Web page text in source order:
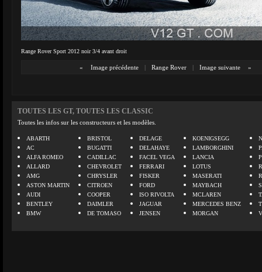
Range Rover Sport 2012 noir 3/4 avant droit
« Image précédente | Range Rover | Image suivante »
TOUTES LES GT, TOUTES LES CLASSIC
Toutes les infos sur les constructeurs et les modèles.
ABARTH
AC
ALFA ROMEO
ALLARD
AMG
ASTON MARTIN
AUDI
BENTLEY
BMW
BRISTOL
BUGATTI
CADILLAC
CHEVROLET
CHRYSLER
CITROEN
COOPER
DAIMLER
DE TOMASO
DELAGE
DELAHAYE
FACEL VEGA
FERRARI
FISKER
FORD
ISO RIVOLTA
JAGUAR
JENSEN
KOENIGSEGG
LAMBORGHINI
LANCIA
LOTUS
MASERATI
MAYBACH
MCLAREN
MERCEDES BENZ
MORGAN